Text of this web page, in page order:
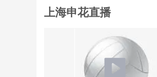
上海申花直播